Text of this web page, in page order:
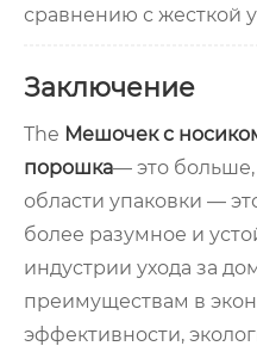
сравнению с жесткой
Заключение
The Мешочек с
порошка— это
области упаковки —
более разумное и
индустрии ухода за
преимуществам в
эффективности,